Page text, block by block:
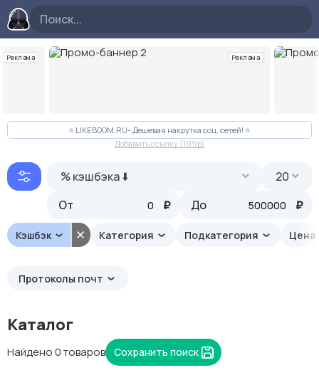
Реклама Реклама
Слайд 2 из 10
⭐️ LIKEBOOM.RU- Дешевая накрутка соц. сетей! ⭐️
Добавить ссылку (199p)
% кэшбэка ⬇️
От
₽ До ₽
20
Категория Подкатегория Цена
Кэшбэк
Протоколы почт
Каталог
Найдено 0 товаров Сохранить поиск